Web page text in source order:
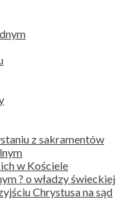
z sakramentów
w Kościele
? o władzy świeckiej
Chrystusa na sąd